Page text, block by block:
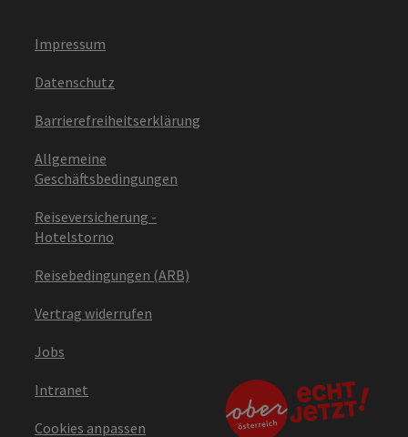
Impressum
Datenschutz
Barrierefreiheitserklärung
Allgemeine
Geschäftsbedingungen
Reiseversicherung -
Hotelstorno
Reisebedingungen (ARB)
Vertrag widerrufen
Jobs
Intranet
Cookies anpassen